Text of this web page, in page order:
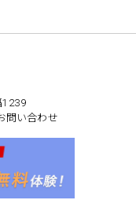
1239
問い合わせ